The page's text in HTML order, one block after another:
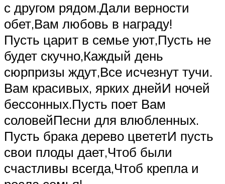
с другом рядом.Дали верности
обет,Вам любовь в награду!
Пусть царит в семье уют,Пусть не
будет скучно,Каждый день
сюрпризы ждут,Все исчезнут тучи.
Вам красивых, ярких днейИ ночей
бессонных.Пусть поет Вам
соловейПесни для влюбленных.
Пусть брака дерево цвететИ пусть
свои плоды дает,Чтоб были
счастливы всегда,Чтоб крепла и